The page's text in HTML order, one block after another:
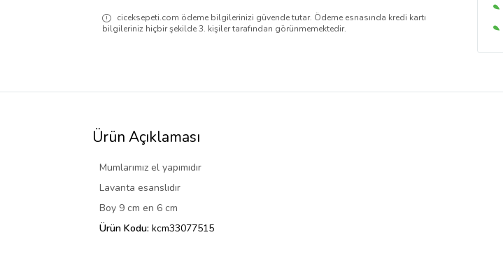
ciceksepeti.com ödeme bilgilerinizi güvende tutar. Ödeme esnasında kredi kartı
bilgileriniz hiçbir şekilde 3. kişiler tarafından görünmemektedir.
Ürün Açıklaması
Mumlarımız el yapımıdır
Lavanta esanslıdır
Boy 9 cm en 6 cm
Ürün Kodu: kcm33077515